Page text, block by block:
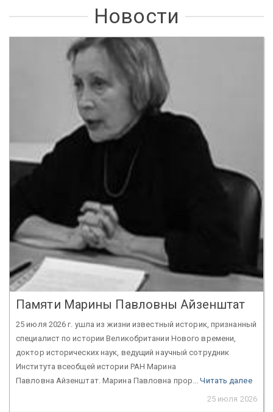
Новости
Памяти Марины Павловны Айзенштат
25 июля 2026 г. ушла из жизни известный историк, признанный
специалист по истории Великобритании Нового времени,
доктор исторических наук, ведущий научный сотрудник
Института всеобщей истории РАН Марина
Павловна Айзенштат. Марина Павловна прор...Читать далее
25 июля 2026